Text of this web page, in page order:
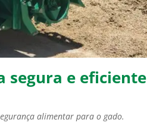
segura e eficiente
alimentar para o gado.